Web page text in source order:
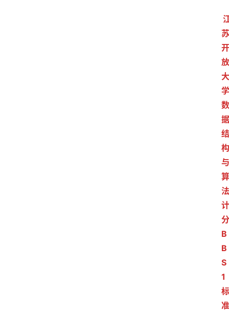
苏
开
放
大
学
数
据
结
构
与
算
法
计
分
B
B
S
1
标
准